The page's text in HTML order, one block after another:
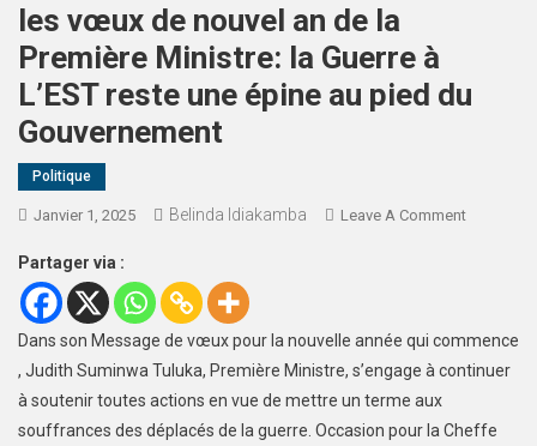
les vœux de nouvel an de la
Première Ministre: la Guerre à
L’EST reste une épine au pied du
Gouvernement
Politique
Janvier 1, 2025 Belinda Idiakamba Leave A Comment
Partager via :
Dans son Message de vœux pour la nouvelle année qui commence
, Judith Suminwa Tuluka, Première Ministre, s’engage à continuer
à soutenir toutes actions en vue de mettre un terme aux
souffrances des déplacés de la guerre. Occasion pour la Cheffe